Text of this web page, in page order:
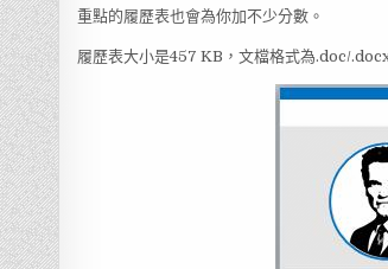
重點的履歷表也會為你加不少分數。
履歷表大小是457 KB，文檔格式為.doc/